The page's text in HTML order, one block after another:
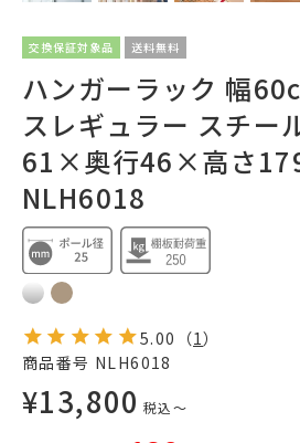
交換保証対象品 送料無料
ハンガーラック 幅
スレギュラー スチー
61×奥行46×高さ
NLH6018
5.00 （1）
商品番号 NLH6018
¥13,800 税込〜